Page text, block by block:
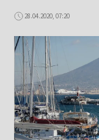
28.04.2020, 07:20